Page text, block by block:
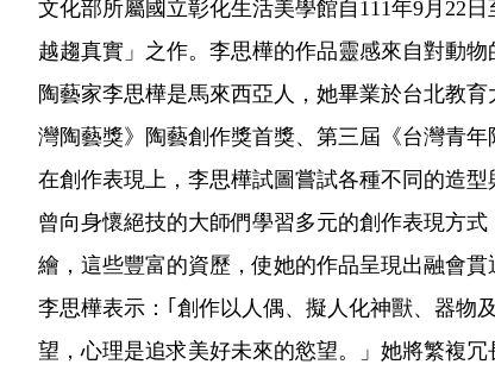
文化部所屬國立彰化生活美學館自111年9月22
越趨真實」之作。李思樺的作品靈感來自對動
陶藝家李思樺是馬來西亞人，她畢業於台北教
灣陶藝獎》陶藝創作獎首獎、第三屆《台灣青
在創作表現上，李思樺試圖嘗試各種不同的造
曾向身懷絕技的大師們學習多元的創作表現方
繪，這些豐富的資歷，使她的作品呈現出融會
李思樺表示：｢創作以人偶、擬人化神獸、器物
望，心理是追求美好未來的慾望。」她將繁複